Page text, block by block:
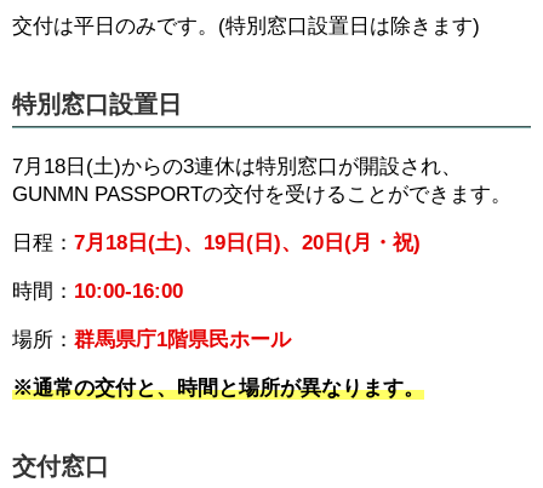
交付は平日のみです。(特別窓口設置日は除きます)
特別窓口設置日
7月18日(土)からの3連休は特別窓口が開設され、
GUNMN PASSPORTの交付を受けることができます。
日程： 7月18日(土)、19日(日)、20日(月・祝)
時間： 10:00-16:00
場所： 群馬県庁1階県民ホール
※通常の交付と、時間と場所が異なります。
交付窓口